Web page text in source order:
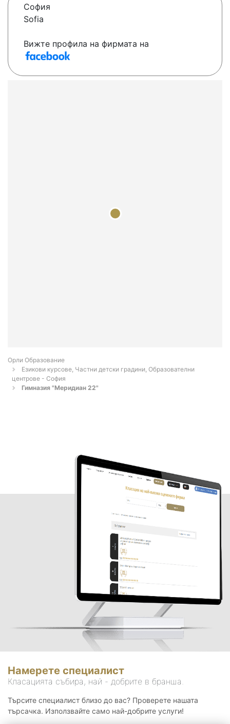
София
Sofia
Вижте профила на фирмата на
Орли Образование
Езикови курсове, Частни детски градини, Образователни
центрове - София
Гимназия "Меридиан 22"
Намерете специалист
Класацията събира, най - добрите в бранша.
Търсите специалист близо до вас? Проверете нашата
търсачка. Използвайте само най-добрите услуги!